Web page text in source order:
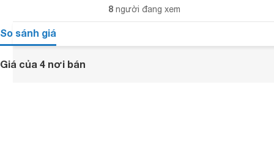
8 người đang xem
So sánh giá
Giá của 4 nơi bán